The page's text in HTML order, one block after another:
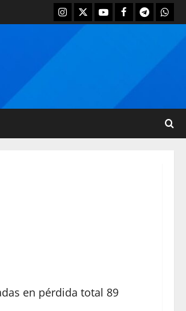
en pérdida total 89